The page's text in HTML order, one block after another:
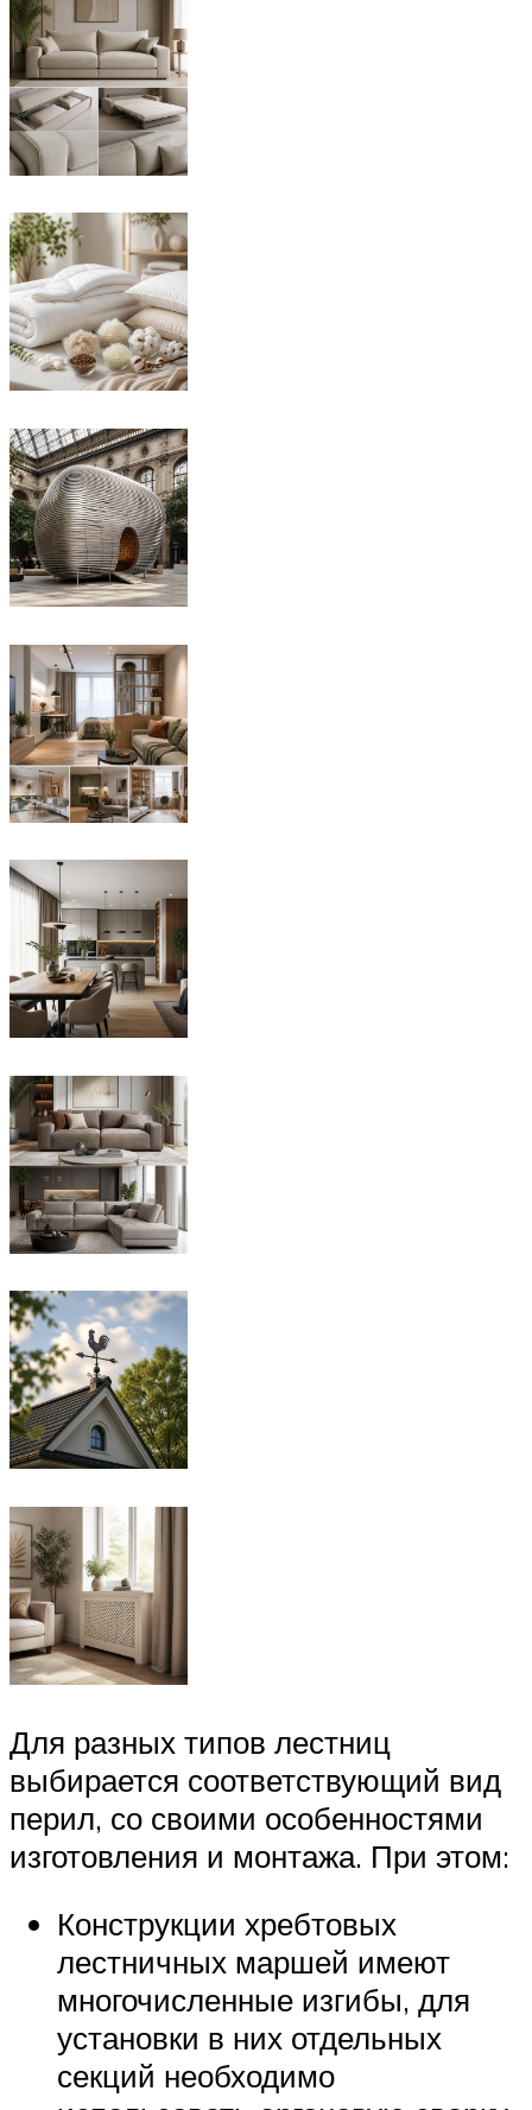
Для разных типов лестниц
выбирается соответствующий вид
перил, со своими особенностями
изготовления и монтажа. При этом:
Конструкции хребтовых
лестничных маршей имеют
многочисленные изгибы, для
установки в них отдельных
секций необходимо